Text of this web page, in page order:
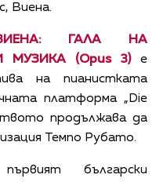
Виена.
ГАЛА НА
МУЗИКА (Opus 3)е
на пианистката
платформа „Die
продължава да
Темпо Рубато.
български